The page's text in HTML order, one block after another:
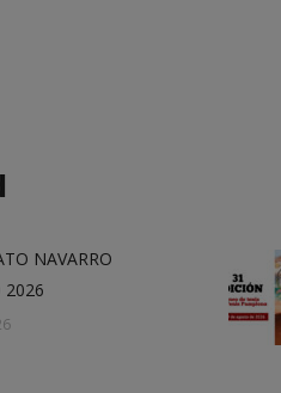
NAVARRO
2026